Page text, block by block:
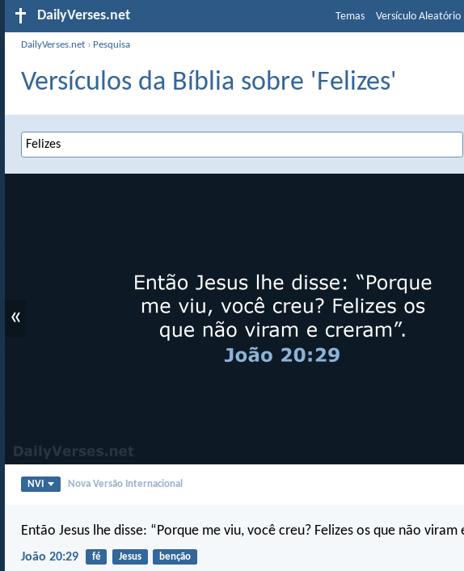
DailyVerses.net Temas Versículo Aleatório
DailyVerses.net › Pesquisa
Versículos da Bíblia sobre 'Felizes'
«
NVI Nova Versão Internacional
Então Jesus lhe disse: “Porque me viu, você creu? Felizes os que não viram
João 20:29 fé Jesus benção